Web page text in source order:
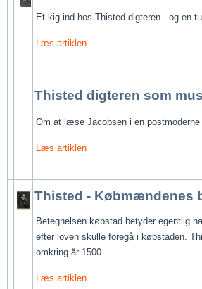
Et kig ind hos Thisted-digteren - og en
Læs artiklen
Thisted digteren som
Om at læse Jacobsen i en postmoderne
Læs artiklen
Thisted - Købmændenes
Betegnelsen købstad betyder egentlig
efter loven skulle foregå i købstaden.
omkring år 1500.
Læs artiklen